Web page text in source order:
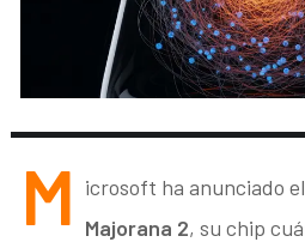
M icrosoft ha anunciado
Majorana 2, su chip